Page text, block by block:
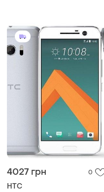
4027 грн 0
HTC